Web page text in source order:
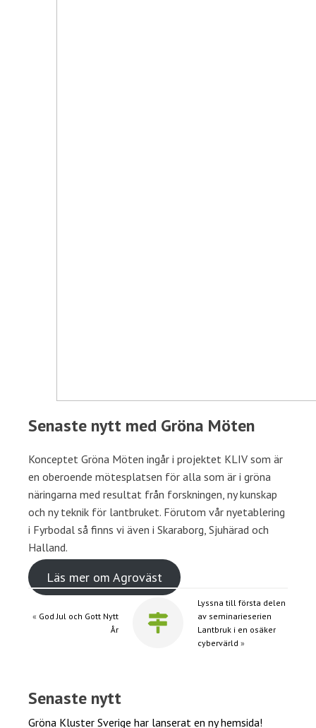
Senaste nytt med Gröna Möten
Konceptet Gröna Möten ingår i projektet KLIV som är
en oberoende mötesplatsen för alla som är i gröna
näringarna med resultat från forskningen, ny kunskap
och ny teknik för lantbruket. Förutom vår nyetablering
i Fyrbodal så finns vi även i Skaraborg, Sjuhärad och
Halland.
Läs mer om Agroväst
« God Jul och Gott Nytt
År
Lyssna till första delen
av seminarieserien
Lantbruk i en osäker
cybervärld »
Senaste nytt
Gröna Kluster Sverige har lanserat en ny hemsida!